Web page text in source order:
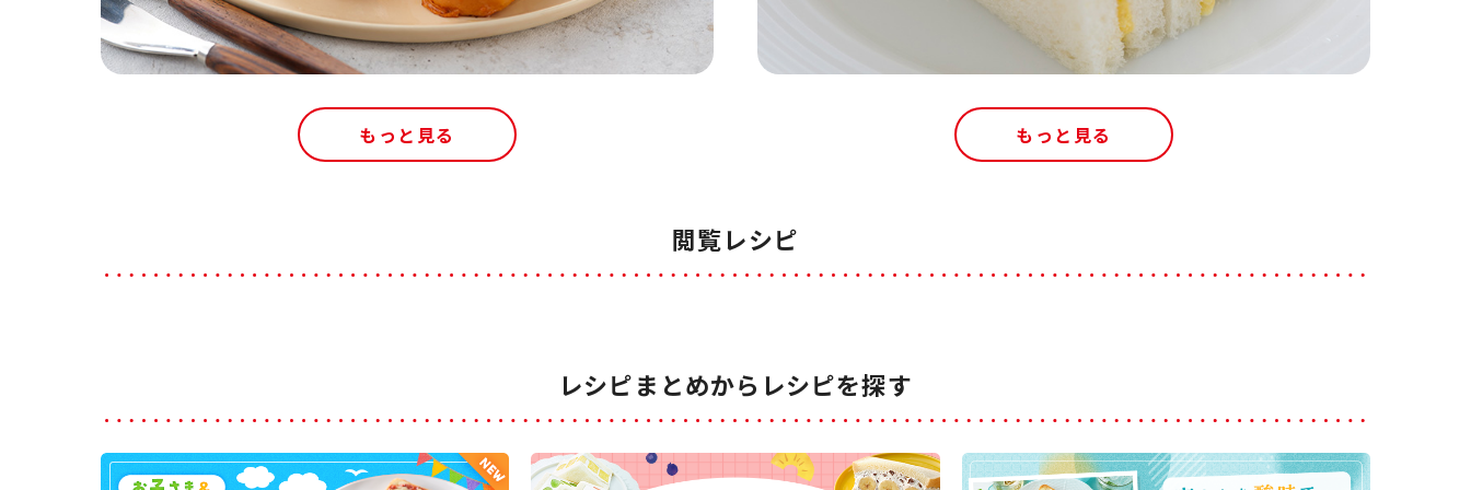
もっと見る もっと見る
閲覧レシピ
レシピまとめからレシピを探す